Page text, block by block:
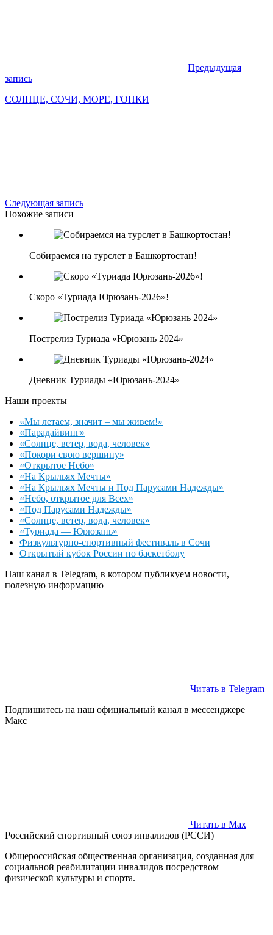
Предыдущая
запись
СОЛНЦЕ, СОЧИ, МОРЕ, ГОНКИ
Следующая запись
Похожие записи
Собираемся на турслет в Башкортостан!
Скоро «Туриада Юрюзань-2026»!
Пострелиз Туриада «Юрюзань 2024»
Дневник Туриады «Юрюзань-2024»
Наши проекты
«Мы летаем, значит – мы живем!»
«Парадайвинг»
«Солнце, ветер, вода, человек»
«Покори свою вершину»
«Открытое Небо»
«На Крыльях Мечты»
«На Крыльях Мечты и Под Парусами Надежды»
«Небо, открытое для Всех»
«Под Парусами Надежды»
«Солнце, ветер, вода, человек»
«Туриада — Юрюзань»
Физкультурно-спортивный фестиваль в Сочи
Открытый кубок России по баскетболу
Наш канал в Telegram, в котором публикуем новости,
полезную информацию
Читать в Telegram
Подпишитесь на наш официальный канал в мессенджере
Макс
Читать в Max
Российский спортивный союз инвалидов (РССИ)
Общероссийская общественная организация, созданная для
социальной реабилитации инвалидов посредством
физической культуры и спорта.